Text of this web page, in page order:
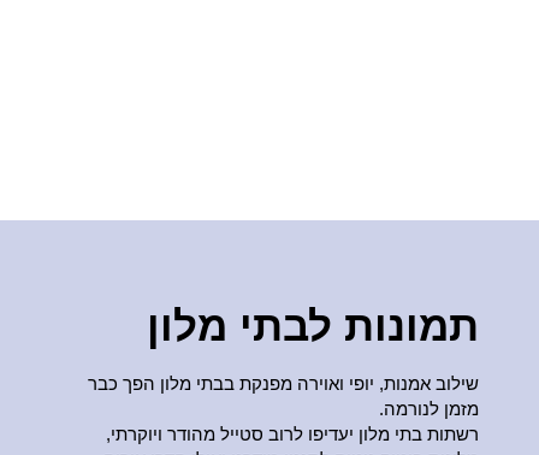
תמונות לבתי מלון
שילוב אמנות, יופי ואוירה מפנקת בבתי מלון הפך כבר
מזמן לנורמה.
רשתות בתי מלון יעדיפו לרוב סטייל מהודר ויוקרתי,